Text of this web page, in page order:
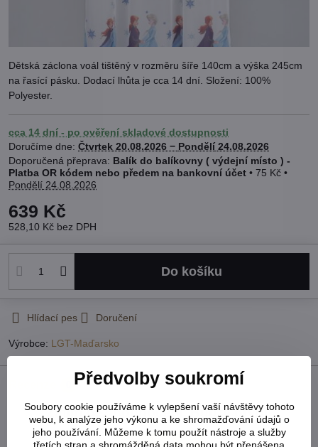
Dětská záclona voál tištěný v rozměru šíře 140cm a výška 245cm
na řasící pásku. Dodací lhůta je cca 14 dní. Složení: 100%
Polyester.
cca 14 dní - po ověření skladové dostupnosti
Doručíme dne: Čtvrtek 20.08.2026 − Pondělí 24.08.2026
Balík do balíkovny ( výdejní místo ) -
Platba OR kódem nebo předem na bankovní účet • 75 Kč •
Pondělí 24.08.2026
639 Kč
528,10 Kč bez DPH
Do košíku
Hlídací pes Doručení
Výrobce: LGT-Maďarsko
Zatím bez hodnocení. Buďte první!
Předvolby soukromí
Soubory cookie používáme k vylepšení vaší návštěvy tohoto
webu, k analýze jeho výkonu a ke shromažďování údajů o
jeho používání. Můžeme k tomu použít nástroje a služby